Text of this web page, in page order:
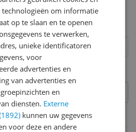
kenmerken
product?
8
7
6
5
Vraag 1 van 4
technologieën om informatie
op te slaan en te openen
te verwerken,
unieke identificatoren
voor
advertenties en
van advertenties en
en
diensten. Externe
kunnen uw gegevens
voor deze en andere